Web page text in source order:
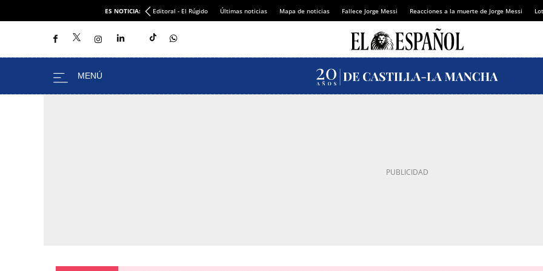
ES NOTICIA: Editoral - El Rúgido Últimas noticias Mapa de noticias Fallece Jorge Messi Reacciones a la muerte de Jorge Messi